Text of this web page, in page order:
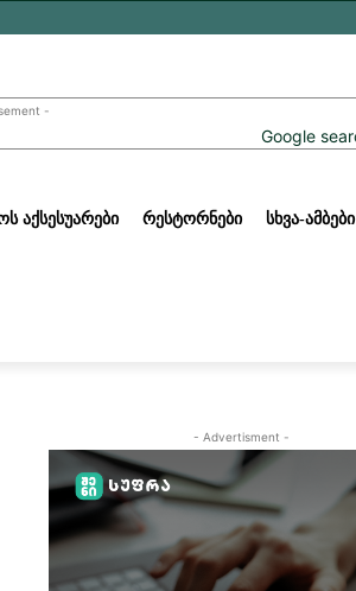
-
ᲐᲥᲡᲔᲡᲣᲐᲠᲔᲑᲘ ᲠᲔᲡᲢᲝᲠᲜᲔᲑᲘ ᲡᲮᲕᲐ-ᲐᲛᲑᲔᲑᲘ
- Advertisment -